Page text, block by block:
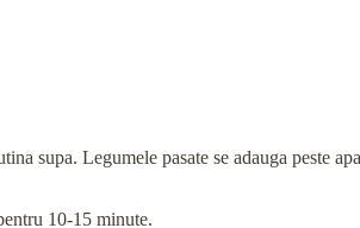
supa. Legumele pasate se adauga peste
10-15 minute.